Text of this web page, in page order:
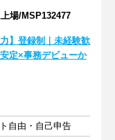
場/MSP132477
】登録制｜未経験歓
定×事務デビューか
自由・自己申告